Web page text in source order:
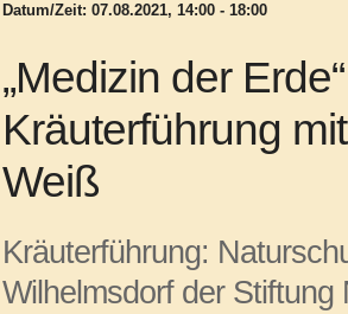
Datum/Zeit: 07.08.2021, 14:00 - 18:00
„Medizin der
Kräuterführung
Weiß
Kräuterführung:
Wilhelmsdorf der Stiftung